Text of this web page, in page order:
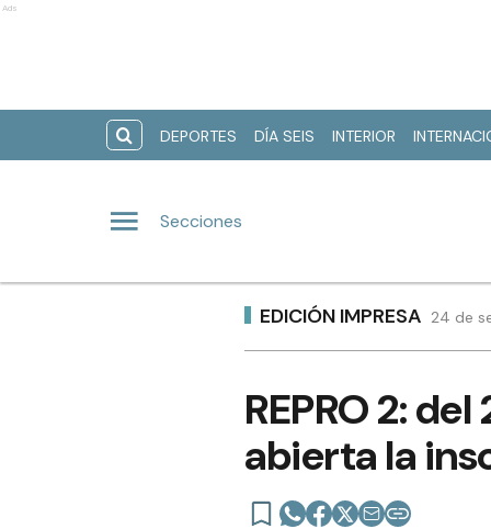
Ads
DEPORTES DÍA SEIS INTERIOR
Secciones
EDICIÓN IMPRESA 24 de
REPRO 2:
abierta la